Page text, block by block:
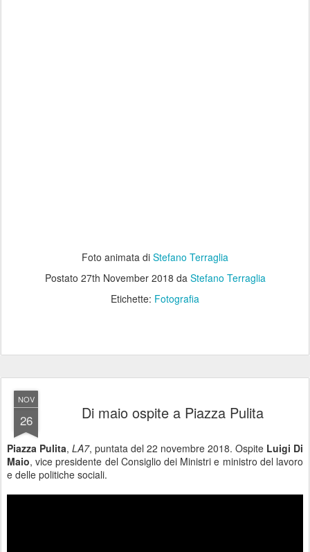
Foto animata di Stefano Terraglia
Postato 27th November 2018 da Stefano Terraglia
Etichette: Fotografia
NOV
26 Di maio ospite a Piazza Pulita
Piazza Pulita, LA7, puntata del 22 novembre 2018. Ospite Luigi Di
Maio, vice presidente del Consiglio dei Ministri e ministro del lavoro
e delle politiche sociali.